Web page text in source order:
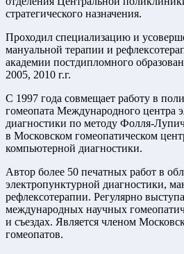
стратегического назначения.
Проходил специализацию и
мануальной терапии и
академии постдипломного
2005, 2010 г.г.
С 1997 года совмещает работу в
гомеопата Международного центра
диагностики по методу Фолля-
в Московском гомеопатическом
компьютерной диагностики.
Автор более 50 печатных работ в
электропунктурной диагностики,
рефлексотерапии. Регулярно
международных научных
и съездах. Является членом
гомеопатов.